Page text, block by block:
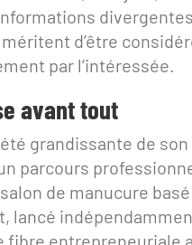
d’être
par l’intéressée.
avant tout
grandissante de
parcours
de manucure
lancé